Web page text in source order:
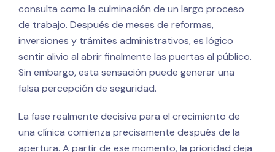
consulta como la culminación de un largo proceso
de trabajo. Después de meses de reformas,
inversiones y trámites administrativos, es lógico
sentir alivio al abrir finalmente las puertas al público.
Sin embargo, esta sensación puede generar una
falsa percepción de seguridad.
La fase realmente decisiva para el crecimiento de
una clínica comienza precisamente después de la
apertura. A partir de ese momento, la prioridad deja